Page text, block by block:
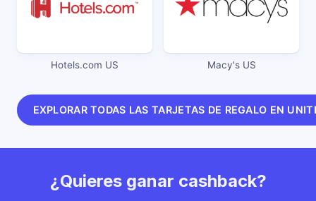
Hotels.com US Macy's US
EXPLORAR TODAS LAS TARJETAS DE REGALO EN
¿Quieres ganar cashback?